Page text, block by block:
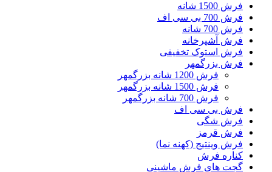
فرش 1500 شانه
فرش 700 بی سی اف
فرش 700 شانه
فرش آشپرخانه
فرش استوک تخفیفی
فرش بزرگمهر
فرش 1200 شانه بزرگمهر
فرش 1500 شانه بزرگمهر
فرش 700 شانه بزرگمهر
فرش بی سی اف
فرش شگی
فرش قرمز
فرش وینتیج (کهنه نما)
کناره فرش
گجت های فرش ماشینی